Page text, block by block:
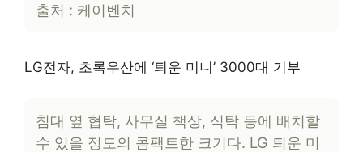
출처 : 케이벤치
LG전자, 초록우산에 ‘틔운 미니’ 3000대 기부
침대 옆 협탁, 사무실 책상, 식탁 등에 배치할
수 있을 정도의 콤팩트한 크기다. LG 틔운 미